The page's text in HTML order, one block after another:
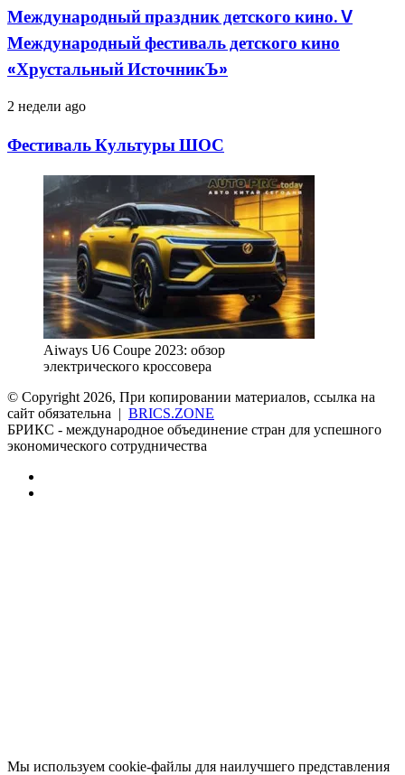
детского
кино.
V
фестиваль
кино
ИсточникЪ»
Международный праздник детского кино. V
Международный фестиваль детского кино
«Хрустальный ИсточникЪ»
Фестиваль
ШОС
2 недели ago
Фестиваль Культуры ШОС
Aiways U6 Coupe 2023: обзор
электрического кроссовера
© Copyright 2026, При копировании материалов, ссылка на
сайт обязательна | BRICS.ZONE
БРИКС - международное объединение стран для успешного
экономического сотрудничества
Мы используем cookie-файлы для наилучшего представления